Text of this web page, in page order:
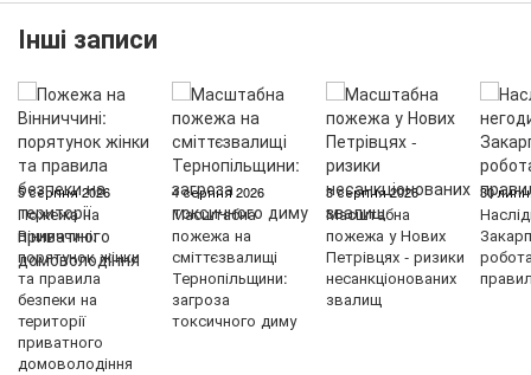
Інші записи
5 серпня 2026
Пожежа на
Вінниччині:
порятунок жінки
та правила
безпеки на
території
приватного
домоволодіння
4 серпня 2026
Масштабна
пожежа на
сміттєзвалищі
Тернопільщини:
загроза
токсичного диму
3 серпня 2026
Масштабна
пожежа у Нових
Петрівцях - ризики
несанкціонованих
звалищ
30